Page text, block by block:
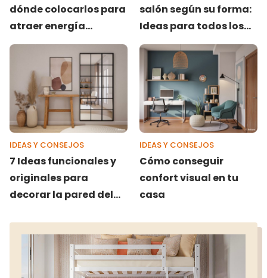
dónde colocarlos para
atraer energía
positiva
salón según su forma:
Ideas para todos los
espacios
IDEAS Y CONSEJOS
7 Ideas funcionales y
originales para
decorar la pared del
IDEAS Y CONSEJOS
Cómo conseguir
confort visual en tu
casa